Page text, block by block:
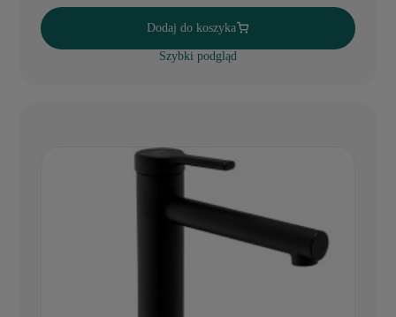
Dodaj do koszyka
Szybki podgląd